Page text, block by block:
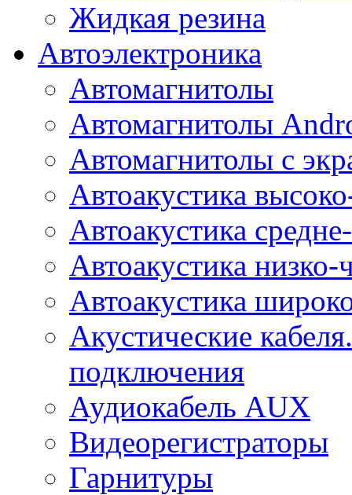
Жидкая резина
Автоэлектроника
Автомагнитолы
Автомагнитолы
Автомагнитолы с
Автоакустика
Автоакустика
Автоакустика низко-
Автоакустика
Акустические
подключения
Аудиокабель AUX
Видеорегистраторы
Гарнитуры